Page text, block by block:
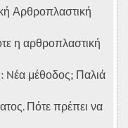
Αρθροπλαστική
η αρθροπλαστική
Nέα μέθοδος; Παλιά
Πότε πρέπει να